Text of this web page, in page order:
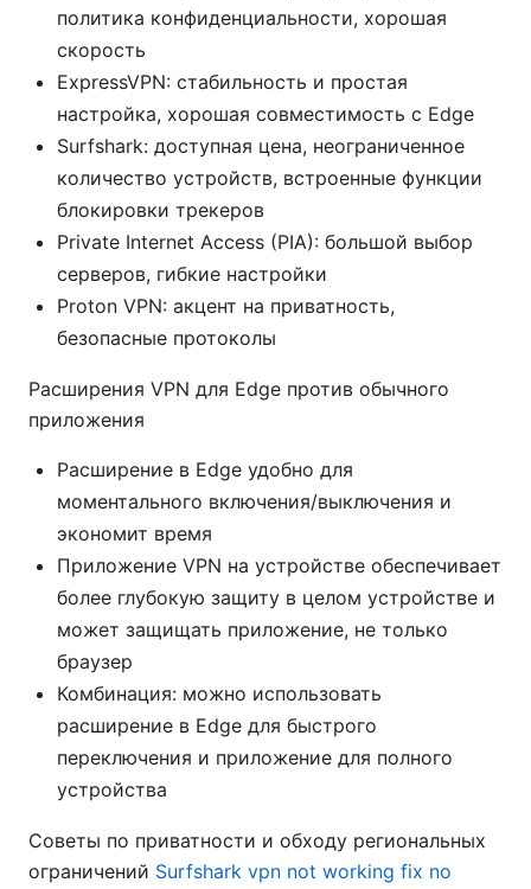
политика конфиденциальности, хорошая
скорость
ExpressVPN: стабильность и простая
настройка, хорошая совместимость с Edge
Surfshark: доступная цена, неограниченное
количество устройств, встроенные функции
блокировки трекеров
Private Internet Access (PIA): большой выбор
серверов, гибкие настройки
Proton VPN: акцент на приватность,
безопасные протоколы
Расширения VPN для Edge против обычного
приложения
Расширение в Edge удобно для
моментального включения/выключения и
экономит время
Приложение VPN на устройстве обеспечивает
более глубокую защиту в целом устройстве и
может защищать приложение, не только
браузер
Комбинация: можно использовать
расширение в Edge для быстрого
переключения и приложение для полного
устройства
Советы по приватности и обходу региональных
ограничений Surfshark vpn not working fix no